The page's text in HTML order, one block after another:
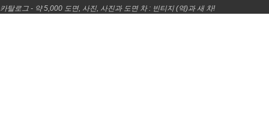
카탈로그 - 약 5,000 도면, 사진, 사진과 도면 차 : 빈티지 (역)과 새 차!